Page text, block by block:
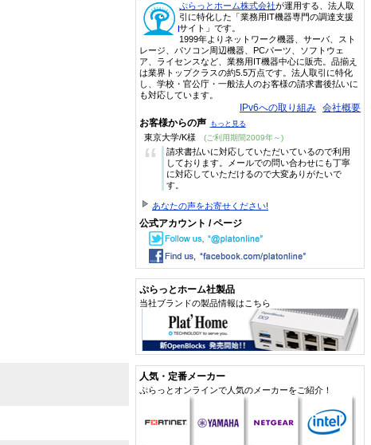
ぷらっとホーム株式会社が運用する、法人取
引に特化した「業務用IT機器専門の調達支援
サイト」です。
1999年よりネットワーク機器、サーバ、スト
レージ、パソコン周辺機器、PCパーツ、ソフトウェ
ア、ライセンスなど、業務用IT機器中心に販売。品揃え
は業界トップクラスの約5.5万点です。法人取引に特化
し、学校・官公庁・一般法人のお客様の請求書後払いに
も対応しています。
IPv6への取り組み 会社概要
お客様からの声 もっと見る
東京大学/K様 (ご利用期間2009年～)
“
請求書払いに対応していただいているので利用
しております。メールでの問い合わせにも丁寧
に対応していただけるので大変ありがたいで
す。
あなたの声をお寄せください!
公式アカウント / ページ
ぷらっとホーム社製品
当社ブランドの製品情報はこちら
人気・定番メーカー
ぷらっとオンラインで人気のメーカーをご紹介！